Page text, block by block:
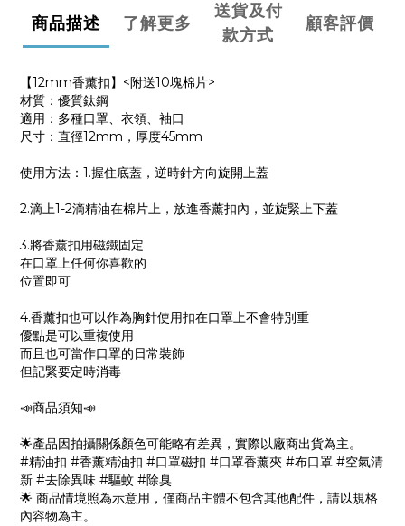
商品描述 了解更多
送貨及付
款方式
顧客評價
【12mm香薰扣】<附送10塊棉片>
材質：優質鈦鋼
適用：多種口罩、衣領、袖口
尺寸：直徑12mm，厚度45mm
使用方法：1.握住底蓋，逆時針方向旋開上蓋
2.滴上1-2滴精油在棉片上，放進香薰扣內，並旋緊上下蓋
3.將香薰扣用磁鐵固定
在口罩上任何你喜歡的
位置即可
4.香薰扣也可以作為胸針使用扣在口罩上不會特別重
優點是可以重複使用
而且也可當作口罩的日常裝飾
但記緊要定時消毒
📣商品須知📣
🌟產品因拍攝關係顏色可能略有差異，實際以廠商出貨為主。
#精油扣 #香薰精油扣 #口罩磁扣 #口罩香薰夾 #布口罩 #空氣清
新 #去除異味 #驅蚊 #除臭
🌟 商品情境照為示意用，僅商品主體不包含其他配件，請以規格
內容物為主。